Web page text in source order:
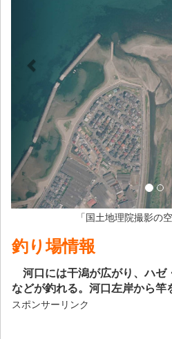
「国土地理院撮影の
釣り場情報
河口には干潟が広がり、ハゼ
などが釣れる。河口左岸から竿
スポンサーリンク